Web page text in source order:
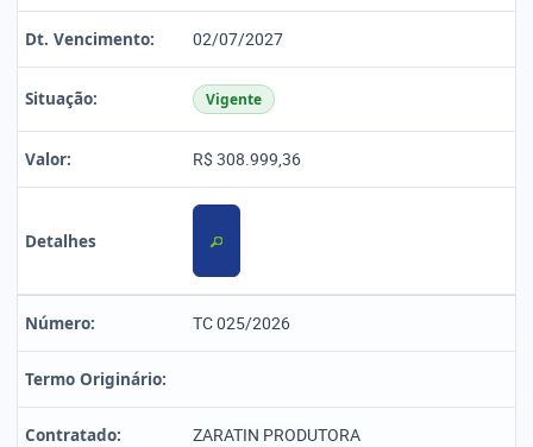
Dt. Vencimento: 02/07/2027
Situação: Vigente
Valor: R$ 308.999,36
Detalhes
Número: TC 025/2026
Termo Originário:
Contratado: ZARATIN PRODUTORA